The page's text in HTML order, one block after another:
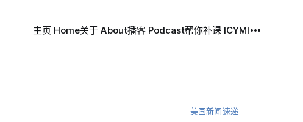
主页 Home关于 About播客 Podcast帮你补课 ICYMI
美国新闻速递